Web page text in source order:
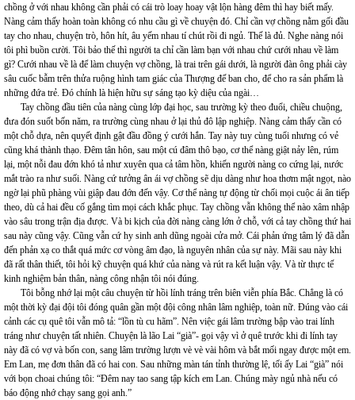
chồng ở với nhau không cần phải có cái trò loay hoay vật lộn hàng đêm thì hay biết mấy.
Nàng cảm thấy hoàn toàn không có nhu cầu gì về chuyện đó. Chỉ cần vợ chồng nằm gối đầu
tay cho nhau, chuyện trò, hôn hít, âu yếm nhau tí chút rồi đi ngủ. Thế là đủ. Nghe nàng nói
tôi phì buồn cười. Tôi bảo thế thì người ta chỉ cần làm bạn với nhau chứ cưới nhau về làm
gì? Cưới nhau về là để làm chuyện vợ chồng, là trai trên gái dưới, là người đàn ông phải cày
sâu cuốc bẫm trên thửa ruộng hình tam giác của Thượng đế ban cho, để cho ra sản phẩm là
những đứa trẻ. Đó chính là hiện hữu sự sáng tạo kỳ diệu của ngài…
Tay chồng đầu tiên của nàng cùng lớp đại học, sau trường kỳ theo đuổi, chiều chuộng,
đưa đón suốt bốn năm, ra trường cùng nhau ở lại thủ đô lập nghiệp. Nàng cảm thấy cần có
một chỗ dựa, nên quyết định gật đầu đồng ý cưới hắn. Tay này tuy cùng tuổi nhưng có vẻ
cũng khá thành thạo. Đêm tân hôn, sau một cú đâm thô bạo, cơ thể nàng giật nảy lên, rúm
lại, một nỗi đau đớn khó tả như xuyên qua cả tâm hồn, khiến người nàng co cứng lại, nước
mắt trào ra như suối. Nàng cứ tưởng ân ái vợ chồng sẽ dịu dàng như hoa thơm mật ngọt, nào
ngờ lại phũ phàng vùi giập đau đớn đến vậy. Cơ thể nàng tự động từ chối mọi cuộc ái ân tiếp
theo, dù cả hai đều cố gắng tìm mọi cách khắc phục. Tay chồng vẫn không thể nào xâm nhập
vào sâu trong trận địa được. Và bi kịch của đời nàng càng lớn ở chỗ, với cả tay chồng thứ hai
sau này cũng vậy. Cũng vẫn cứ hy sinh anh dũng ngoài cửa mở. Cái phản ứng tâm lý đã dẫn
đến phản xạ co thắt quá mức cơ vòng âm đạo, là nguyên nhân của sự này. Mãi sau này khi
đã rất thân thiết, tôi hỏi kỹ chuyện quá khứ của nàng và rút ra kết luận vậy. Và từ thực tế
kinh nghiệm bản thân, nàng công nhận tôi nói đúng.
Tôi bỗng nhớ lại một câu chuyện từ hồi lính tráng trên biên viễn phía Bắc. Chẳng là có
một thời kỳ đại đội tôi đóng quân gần một đội công nhân lâm nghiệp, toàn nữ. Đúng vào cái
cảnh các cụ quê tôi vẫn mô tả: “lồn tù cu hãm”. Nên việc gái lâm trường bập vào trai lính
tráng như chuyện tất nhiên. Chuyện là lão Lai “già”- gọi vậy vì ở quê trước khi đi lính tay
này đã có vợ và bốn con, sang lâm trường lượn vè vè vài hôm và bắt mối ngay được một em.
Em Lan, mẹ đơn thân đã có hai con. Sau những màn tán tỉnh thường lệ, tối ấy Lai “già” nói
với bọn choai chúng tôi: “Đêm nay tao sang tập kích em Lan. Chúng mày ngủ nhà nếu có
báo động nhớ chạy sang gọi anh.”